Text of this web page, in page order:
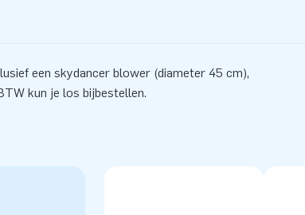
een skydancer blower (diameter 45 cm),
kun je los bijbestellen.